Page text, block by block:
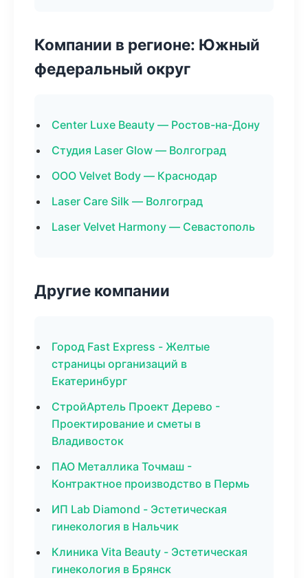
Компании в регионе: Южный
федеральный округ
Center Luxe Beauty — Ростов-на-Дону
Студия Laser Glow — Волгоград
ООО Velvet Body — Краснодар
Laser Care Silk — Волгоград
Laser Velvet Harmony — Севастополь
Другие компании
Город Fast Express - Желтые
страницы организаций в
Екатеринбург
СтройАртель Проект Дерево -
Проектирование и сметы в
Владивосток
ПАО Металлика Точмаш -
Контрактное производство в Пермь
ИП Lab Diamond - Эстетическая
гинекология в Нальчик
Клиника Vita Beauty - Эстетическая
гинекология в Брянск